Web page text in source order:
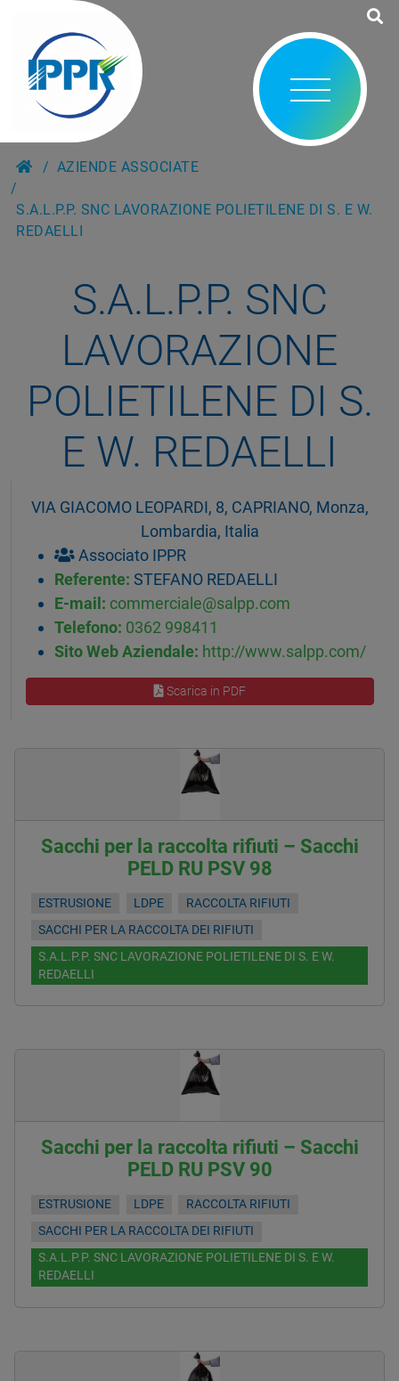
AZIENDE ASSOCIATE
S.A.L.P.P. SNC LAVORAZIONE POLIETILENE DI S. E W.
REDAELLI
S.A.L.P.P. SNC
LAVORAZIONE
POLIETILENE DI S.
E W. REDAELLI
VIA GIACOMO LEOPARDI, 8, CAPRIANO, Monza,
Lombardia, Italia
Associato IPPR
Referente: STEFANO REDAELLI
E-mail: commerciale@salpp.com
Telefono: 0362 998411
Sito Web Aziendale: http://www.salpp.com/
Scarica in PDF
Sacchi per la raccolta rifiuti – Sacchi
PELD RU PSV 98
ESTRUSIONE LDPE
RACCOLTA RIFIUTI
SACCHI PER LA RACCOLTA DEI RIFIUTI
S.A.L.P.P. SNC LAVORAZIONE POLIETILENE DI S. E W.
REDAELLI
Sacchi per la raccolta rifiuti – Sacchi
PELD RU PSV 90
ESTRUSIONE LDPE
RACCOLTA RIFIUTI
SACCHI PER LA RACCOLTA DEI RIFIUTI
S.A.L.P.P. SNC LAVORAZIONE POLIETILENE DI S. E W.
REDAELLI